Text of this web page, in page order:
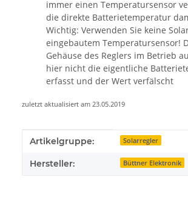
immer einen Temperatursensor
die direkte Batterietemperatur
Wichtig: Verwenden Sie keine
eingebautem Temperatursensor!
Gehäuse des Reglers im Betrieb
hier nicht die eigentliche
erfasst und der Wert verfälscht
zuletzt aktualisiert am 23.05.2019
Produkteigenschaft
Wert
Artikelgruppe: Solarregler
Hersteller: Büttner Elektronik